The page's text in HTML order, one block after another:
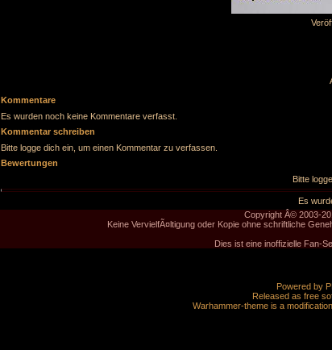
Kommentare
Es wurden noch keine Kommentare verfasst.
Kommentar schreiben
Bitte logge dich ein, um einen Kommentar zu verfassen.
Bewertungen
Bitte
Es
Copyright Â© 2003-
Keine VervielfÃ¤ltigung oder Kopie ohne schriftliche
Dies ist eine inoffizielle Fan-
Powered by
Released as free
Warhammer-theme is a